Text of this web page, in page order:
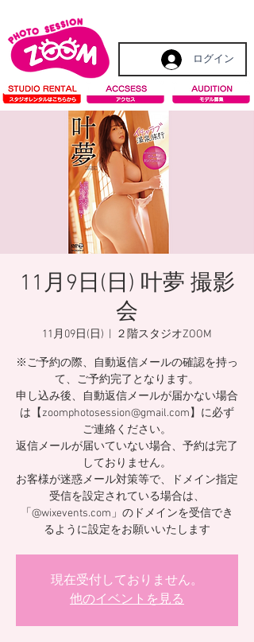
ログイン
11月9日(日) 叶夢 撮影
会
11月09日(日) ２階スタジオZOOM
※ご予約の際、自動返信メールの確認を持っ
て、ご予約完了となります。
申し込み後、自動返信メールが届かない場合
は【zoomphotosession@gmail.com】に必ず
ご連絡ください。
返信メールが届いていない場合、予約は完了
しておりません。
お客様が迷惑メール対策等で、ドメイン指定
受信を設定されている場合は、
「@wixevents.com」のドメインを受信でき
るように設定をお願いいたします
現在受付しておりません。
他のイベントを見る